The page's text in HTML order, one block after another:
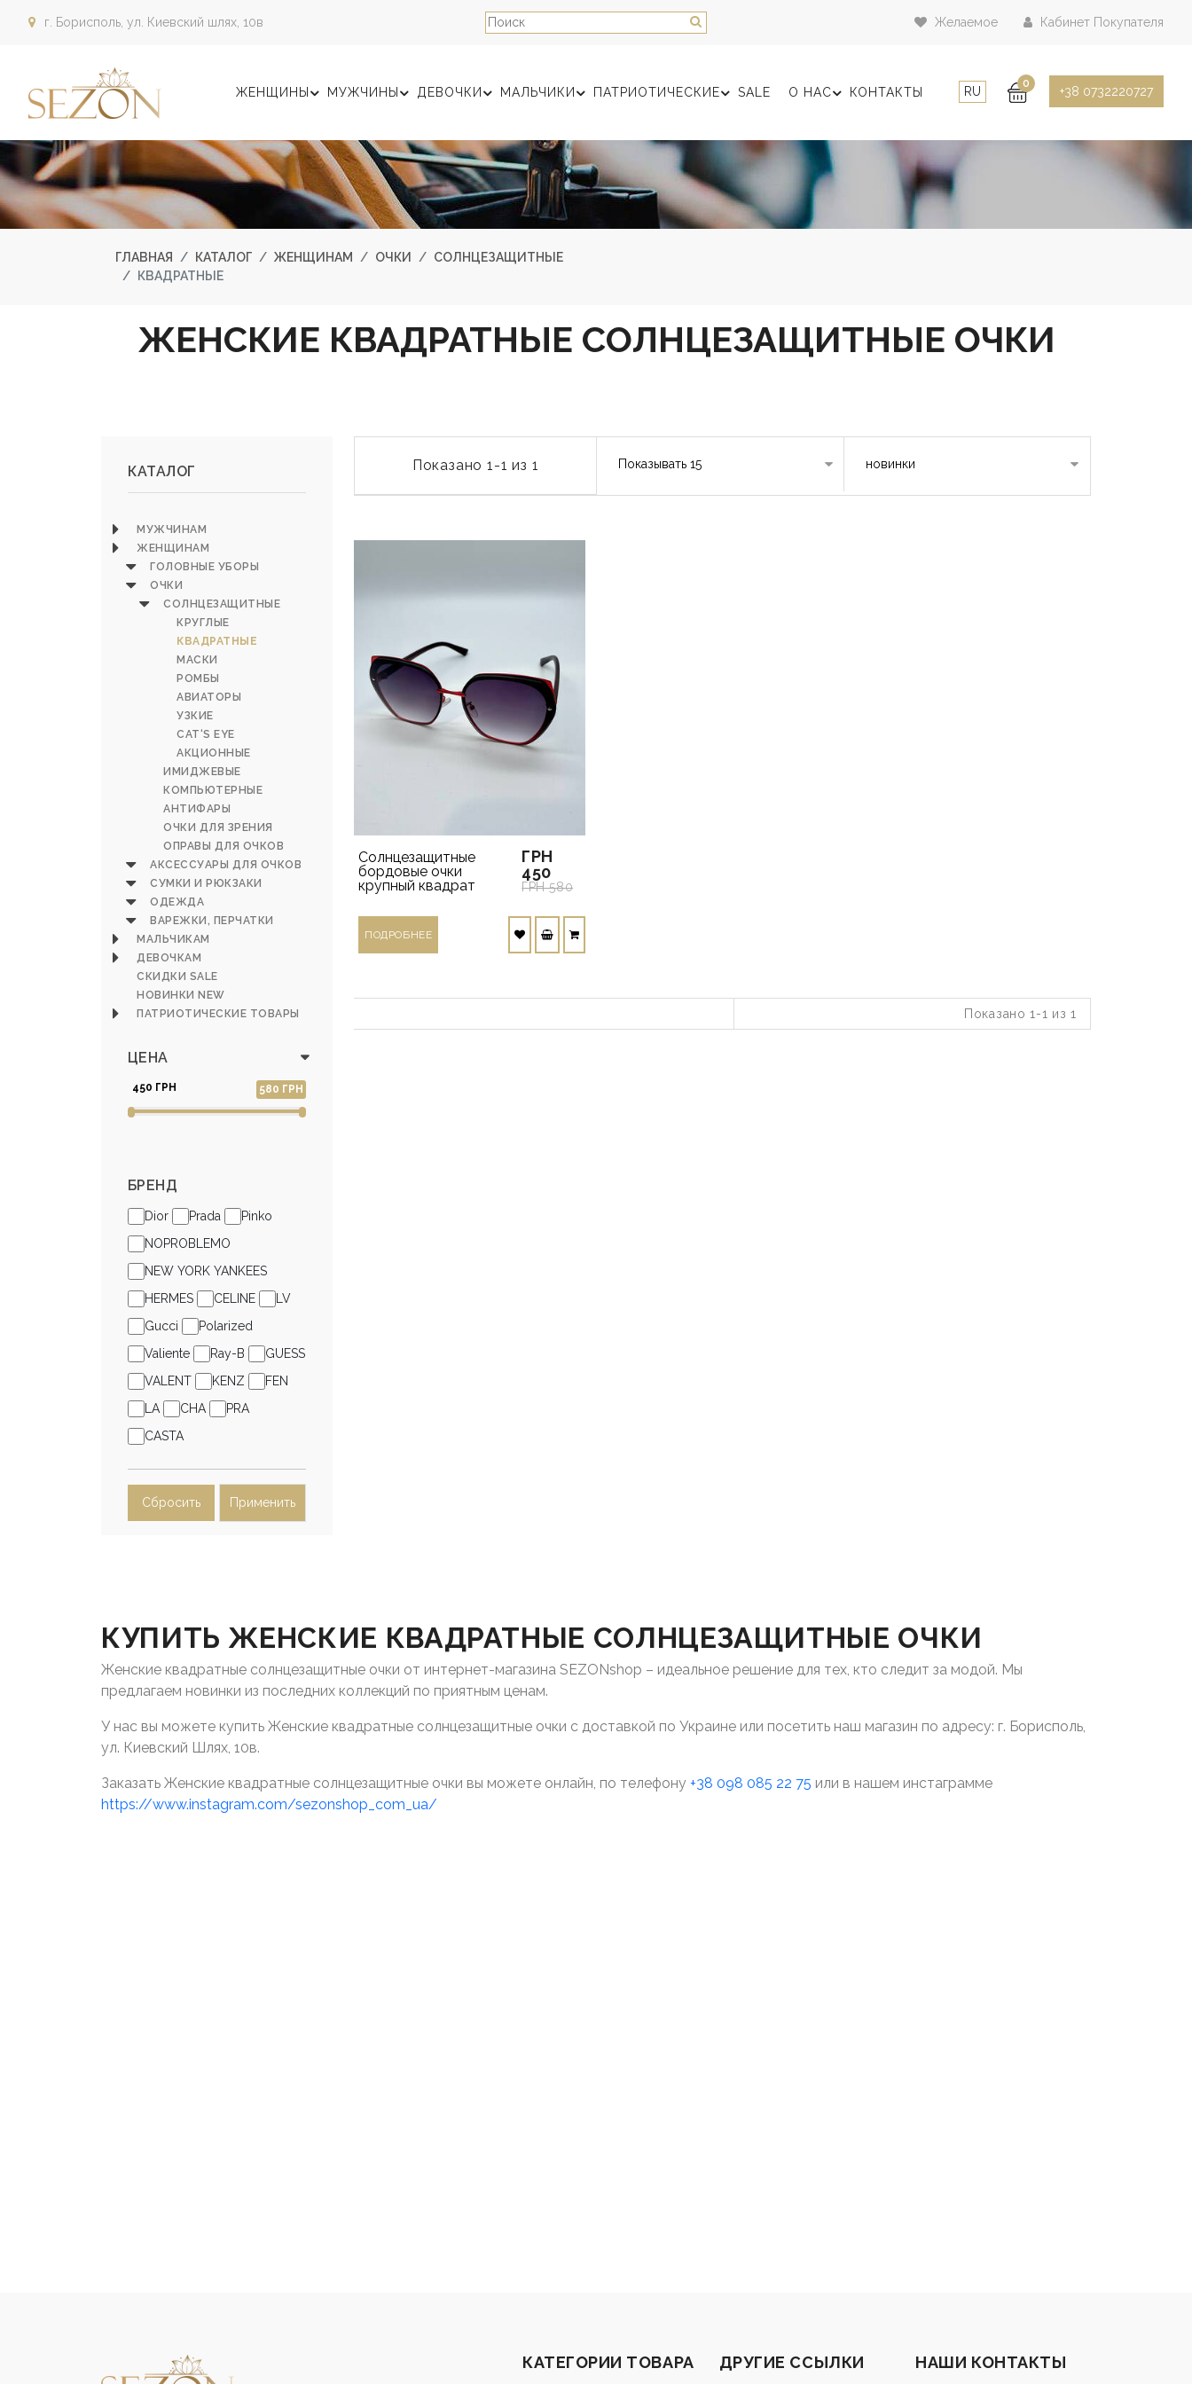
г. Борисполь, ул. Киевский шлях, 10в Желаемое Кабинет Покупателя
ЖЕНЩИНЫ МУЖЧИНЫ ДЕВОЧКИ МАЛЬЧИКИ ПАТРИОТИЧЕСКИЕ SALE О НАС КОНТАКТЫ RU
0
+38 0732220727
ГЛАВНАЯ КАТАЛОГ ЖЕНЩИНАМ ОЧКИ
СОЛНЦЕЗАЩИТНЫЕ
КВАДРАТНЫЕ
ЖЕНСКИЕ КВАДРАТНЫЕ СОЛНЦЕЗАЩИТНЫЕ ОЧКИ
КАТАЛОГ
МУЖЧИНАМ
ЖЕНЩИНАМ
ГОЛОВНЫЕ УБОРЫ
ОЧКИ
СОЛНЦЕЗАЩИТНЫЕ
КРУГЛЫЕ
КВАДРАТНЫЕ
МАСКИ
РОМБЫ
АВИАТОРЫ
УЗКИЕ
СAT‘S EYE
АКЦИОННЫЕ
ИМИДЖЕВЫЕ
КОМПЬЮТЕРНЫЕ
АНТИФАРЫ
ОЧКИ ДЛЯ ЗРЕНИЯ
ОПРАВЫ ДЛЯ ОЧКОВ
АКСЕССУАРЫ ДЛЯ ОЧКОВ
СУМКИ И РЮКЗАКИ
ОДЕЖДА
ВАРЕЖКИ, ПЕРЧАТКИ
МАЛЬЧИКАМ
ДЕВОЧКАМ
СКИДКИ SALE
НОВИНКИ NEW
ПАТРИОТИЧЕСКИЕ ТОВАРЫ
ЦЕНА
450 ГРН 580 ГРН
БРЕНД
Dior Prada
Pinko
NOPROBLEMO
NEW YORK YANKEES
HERMES
CELINE
LV
Gucci
Polarized
Valiente
Ray-B
GUESS
VALENT
KENZ
FEN
LA
CHA
PRA
CASTA
Сбросить Применить
Показано 1-1 из 1
Солнцезащитные
бордовые очки
крупный квадрат
ГРН
450
ГРН 580
ПОДРОБНЕЕ
Показано 1-1 из 1
КУПИТЬ ЖЕНСКИЕ КВАДРАТНЫЕ СОЛНЦЕЗАЩИТНЫЕ ОЧКИ
Женские квадратные солнцезащитные очки от интернет-магазина SEZONshop – идеальное решение для тех, кто следит за модой. Мы
предлагаем новинки из последних коллекций по приятным ценам.
У нас вы можете купить Женские квадратные солнцезащитные очки с доставкой по Украине или посетить наш магазин по адресу: г. Борисполь,
ул. Киевский Шлях, 10в.
Заказать Женские квадратные солнцезащитные очки вы можете онлайн, по телефону +38 098 085 22 75 или в нашем инстаграмме
https://www.instagram.com/sezonshop_com_ua/
КАТЕГОРИИ ТОВАРА ДРУГИЕ ССЫЛКИ НАШИ КОНТАКТЫ